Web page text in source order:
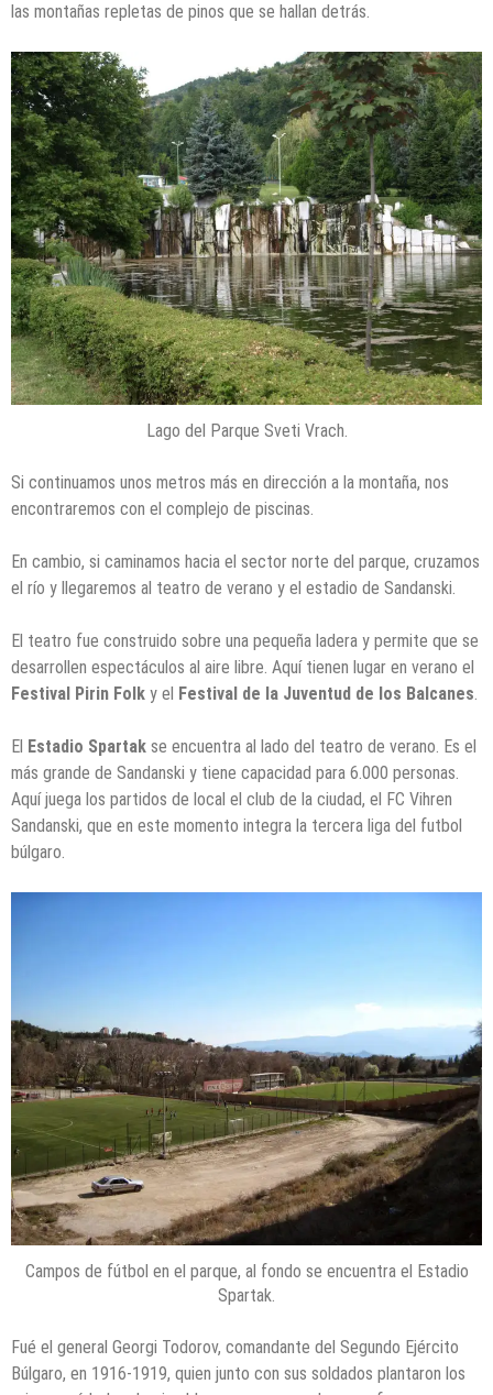
las montañas repletas de pinos que se hallan detrás.
Lago del Parque Sveti Vrach.
Si continuamos unos metros más en dirección a la montaña, nos
encontraremos con el complejo de piscinas.
En cambio, si caminamos hacia el sector norte del parque, cruzamos
el río y llegaremos al teatro de verano y el estadio de Sandanski.
El teatro fue construido sobre una pequeña ladera y permite que se
desarrollen espectáculos al aire libre. Aquí tienen lugar en verano el
Festival Pirin Folk y el Festival de la Juventud de los Balcanes.
El Estadio Spartak se encuentra al lado del teatro de verano. Es el
más grande de Sandanski y tiene capacidad para 6.000 personas.
Aquí juega los partidos de local el club de la ciudad, el FC Vihren
Sandanski, que en este momento integra la tercera liga del futbol
búlgaro.
Campos de fútbol en el parque, al fondo se encuentra el Estadio
Spartak.
Fué el general Georgi Todorov, comandante del Segundo Ejército
Búlgaro, en 1916-1919, quien junto con sus soldados plantaron los